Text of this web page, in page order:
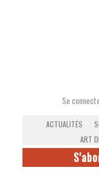
Se
ACTUALITÉS
ART